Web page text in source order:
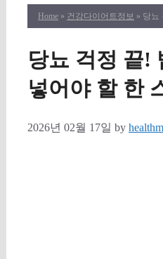
Home » 건강다이어트정보 » 당뇨 걱
당뇨 걱정 끝!
넣어야 할 한
2026년 02월 17일 by